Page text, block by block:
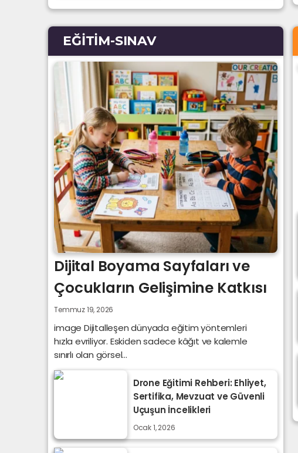
EĞITIM-SINAV
Dijital Boyama Sayfaları ve
Çocukların Gelişimine Katkısı
Temmuz 19, 2026
image Dijitalleşen dünyada eğitim yöntemleri
hızla evriliyor. Eskiden sadece kâğıt ve kalemle
sınırlı olan görsel...
Drone Eğitimi Rehberi: Ehliyet,
Sertifika, Mevzuat ve Güvenli
Uçuşun İncelikleri
Ocak 1, 2026